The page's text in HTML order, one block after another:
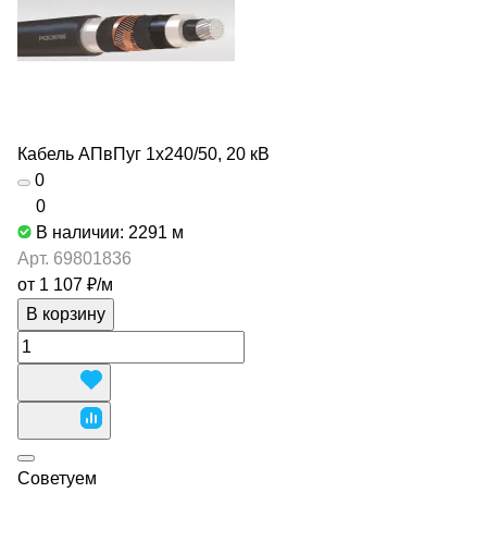
Кабель АПвПуг 1х240/50, 20 кВ
0
0
В наличии: 2291 м
Арт. 69801836
от 1 107 ₽/м
В корзину
Советуем